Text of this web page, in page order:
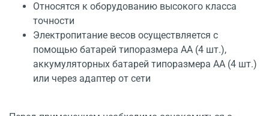
Относятся к оборудованию высокого класса
точности
Электропитание весов осуществляется с
помощью батарей типоразмера АА (4 шт.),
аккумуляторных батарей типоразмера АА (4 шт.)
или через адаптер от сети